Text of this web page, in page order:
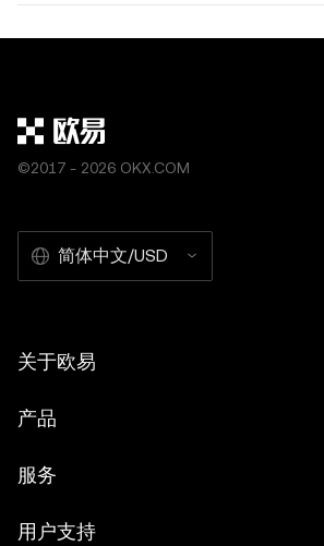
©2017 - 2026 OKX.COM
简体中文/USD
关于欧易
产品
服务
用户支持